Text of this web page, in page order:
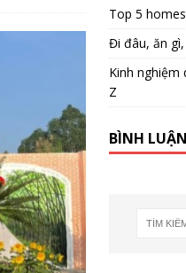
Top 5
Đi đâu, ăn
Kinh nghiệm
Z
BÌNH